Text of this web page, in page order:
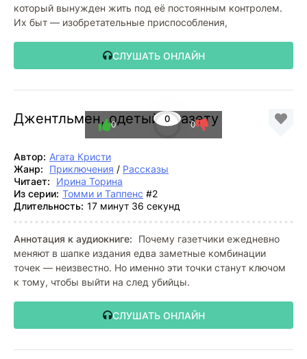
который вынужден жить под её постоянным контролем.
Их быт — изобретательные приспособления,
СЛУШАТЬ ОНЛАЙН
Джентльмен, одетый в газету
0
0 0
Автор: Агата Кристи
Жанр:
Приключения / Рассказы
Читает:
Ирина Торина
Из серии: Томми и Таппенс #2
Длительность: 17 минут 36 секунд
Аннотация к аудиокниге:
Почему газетчики ежедневно
меняют в шапке издания едва заметные комбинации
точек — неизвестно. Но именно эти точки станут ключом
к тому, чтобы выйти на след убийцы.
СЛУШАТЬ ОНЛАЙН